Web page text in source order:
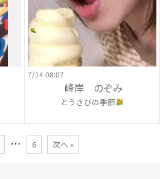
7/14 08:07
峰岸 のぞみ
とうきびの季節
… 6 次へ »